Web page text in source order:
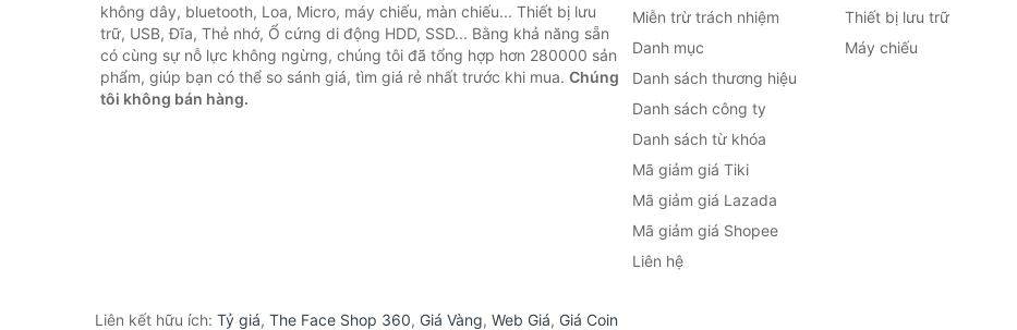
không dây, bluetooth, Loa, Micro, máy chiếu, màn chiếu... Thiết bị lưu
trữ, USB, Đĩa, Thẻ nhớ, Ổ cứng di động HDD, SSD... Bằng khả năng sẵn
có cùng sự nỗ lực không ngừng, chúng tôi đã tổng hợp hơn 280000 sản
phẩm, giúp bạn có thể so sánh giá, tìm giá rẻ nhất trước khi mua. Chúng
tôi không bán hàng.
Miễn trừ trách nhiệm
Danh mục
Danh sách thương hiệu
Danh sách công ty
Danh sách từ khóa
Mã giảm giá Tiki
Mã giảm giá Lazada
Mã giảm giá Shopee
Liên hệ
Thiết bị lưu trữ
Máy chiếu
Liên kết hữu ích: Tỷ giá, The Face Shop 360, Giá Vàng, Web Giá, Giá Coin